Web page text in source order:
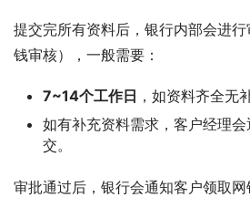
提交完所有资料后，银行内部会进
钱审核），一般需要：
7~14个工作日 ，如资料齐全无
如有补充资料需求，客户经理
交。
审批通过后，银行会通知客户领取网